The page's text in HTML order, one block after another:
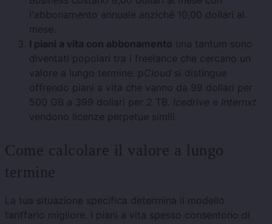
l'abbonamento annuale anziché 10,00 dollari al
mese.
I piani a vita con abbonamento una tantum sono
diventati popolari tra i freelance che cercano un
valore a lungo termine. pCloud si distingue
offrendo piani a vita che vanno da 99 dollari per
500 GB a 399 dollari per 2 TB. Icedrive e Internxt
vendono licenze perpetue simili.
Come calcolare il valore a lungo
termine
La tua situazione specifica determina il modello
tariffario migliore. I piani a vita spesso consentono di